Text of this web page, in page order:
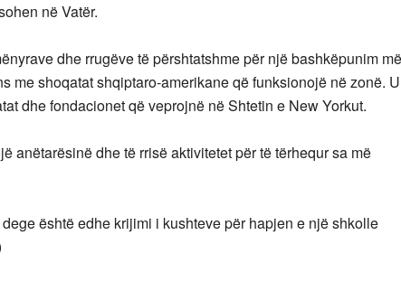
në Vatër.
dhe rrugëve të përshtatshme për një bashkëpunim më
me shoqatat shqiptaro-amerikane që funksionojë në zonë. U
dhe fondacionet që veprojnë në Shtetin e New Yorkut.
anëtarësinë dhe të rrisë aktivitetet për të tërhequr sa më
është edhe krijimi i kushteve për hapjen e një shkolle